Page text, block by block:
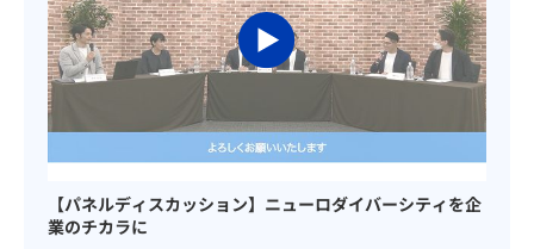
【パネルディスカッション】ニューロダイバーシティを企
業のチカラに